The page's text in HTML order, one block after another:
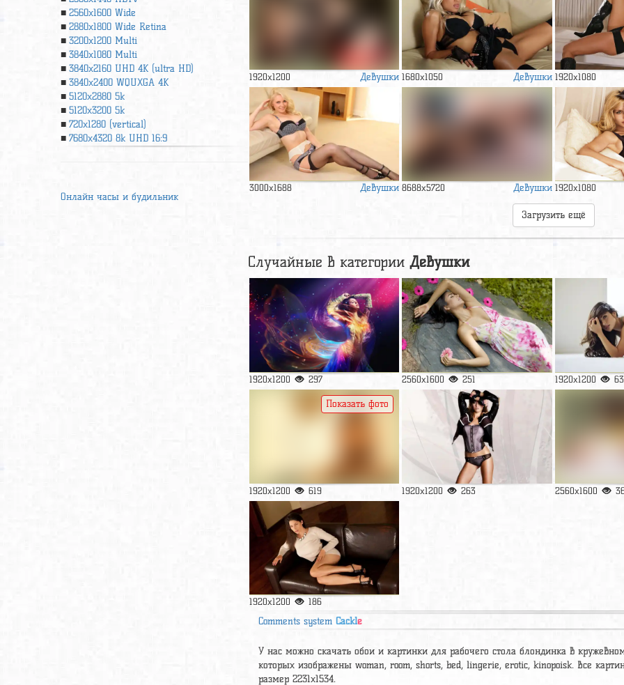
2560x1600 Wide
2880x1800 Wide Retina
3200x1200 Multi
3840x1080 Multi
3840x2160 UHD 4К (ultra HD)
3840x2400 WQUXGA 4K
5120x2880 5k
5120x3200 5k
720x1280 (vertical)
7680x4320 8k UHD 16:9
Онлайн часы и будильник
1920x1200 Девушки 1680x1050 Девушки 1920x1080
3000x1688 Девушки 8688x5720 Девушки 1920x1080
Загрузить ещё
Случайные в категорииДевушки
1920x1200 297 2560x1600 251 1920x1200
1920x1200 619
Показать фото
1920x1200 263 2560x1600
1920x1200 186
Comments systemCackle
У нас можно скачать обои и картинки для рабочего стола блондинка в
которых изображены woman, room, shorts, bed, lingerie, erotic, kinopoisk. Все
размер 2231x1534.